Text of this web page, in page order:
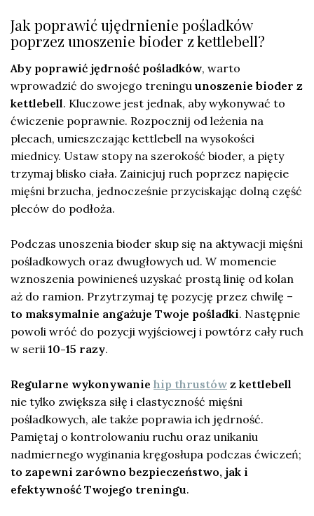
Jak poprawić ujędrnienie pośladków
poprzez unoszenie bioder z kettlebell?
Aby poprawić jędrność pośladków, warto
wprowadzić do swojego treningu unoszenie bioder z
kettlebell. Kluczowe jest jednak, aby wykonywać to
ćwiczenie poprawnie. Rozpocznij od leżenia na
plecach, umieszczając kettlebell na wysokości
miednicy. Ustaw stopy na szerokość bioder, a pięty
trzymaj blisko ciała. Zainicjuj ruch poprzez napięcie
mięśni brzucha, jednocześnie przyciskając dolną część
pleców do podłoża.
Podczas unoszenia bioder skup się na aktywacji mięśni
pośladkowych oraz dwugłowych ud. W momencie
wznoszenia powinieneś uzyskać prostą linię od kolan
aż do ramion. Przytrzymaj tę pozycję przez chwilę –
to maksymalnie angażuje Twoje pośladki. Następnie
powoli wróć do pozycji wyjściowej i powtórz cały ruch
w serii10-15 razy.
Regularne wykonywanie hip thrustów z kettlebell
nie tylko zwiększa siłę i elastyczność mięśni
pośladkowych, ale także poprawia ich jędrność.
Pamiętaj o kontrolowaniu ruchu oraz unikaniu
nadmiernego wyginania kręgosłupa podczas ćwiczeń;
to zapewni zarówno bezpieczeństwo, jak i
efektywność Twojego treningu.